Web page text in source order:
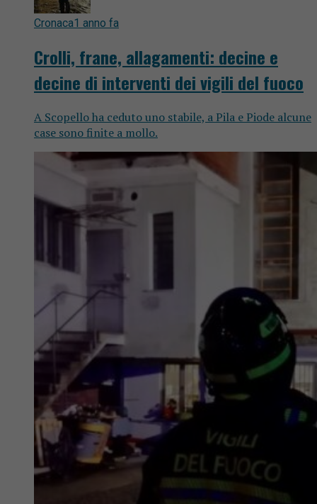
Cronaca1 anno fa
Crolli, frane, allagamenti: decine e
decine di interventi dei vigili del fuoco
A Scopello ha ceduto uno stabile, a Pila e Piode alcune
case sono finite a mollo.